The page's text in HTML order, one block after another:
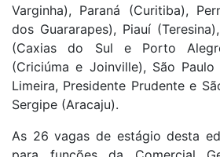
Varginha), Paraná (Curitiba),
dos Guararapes), Piauí
(Caxias do Sul e Porto
(Criciúma e Joinville), São Paulo
Limeira, Presidente Prudente e
Sergipe (Aracaju).
As 26 vagas de estágio desta